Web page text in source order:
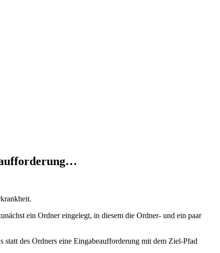
ein Ordner eingelegt, in diesem die Ordner- und ein paar
des Ordners eine Eingabeaufforderung mit dem Ziel-Pfad